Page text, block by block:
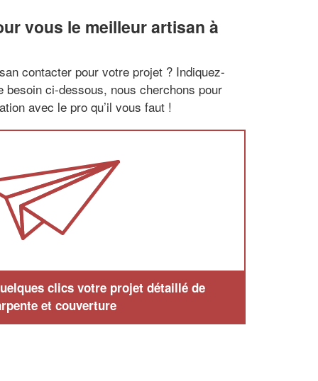
vous le meilleur artisan à
contacter pour votre projet ? Indiquez-
besoin ci-dessous, nous cherchons pour
avec le pro qu’il vous faut !
clics votre projet détaillé de
et couverture